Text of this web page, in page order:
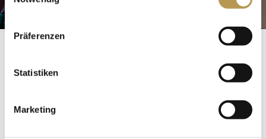
Präferenzen
Statistiken
MarketingKULINARIUM DER
SINNE